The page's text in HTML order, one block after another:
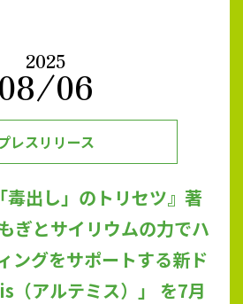
2025
08/06
レスリリース
毒出し」のトリセツ』著
ぎとサイリウムの力でハ
ングをサポートする新ド
（アルテミス）」 を7月